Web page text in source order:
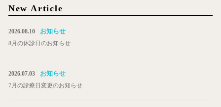
New Article
2026.08.10 お知らせ
8月の休診日のお知らせ
2026.07.03 お知らせ
7月の診療日変更のお知らせ